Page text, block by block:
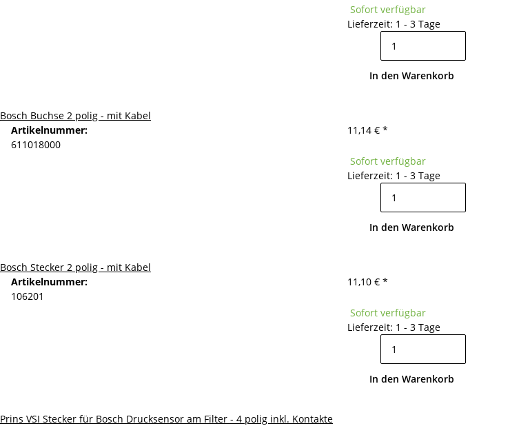
Sofort verfügbar
Lieferzeit: 1 - 3 Tage
In den Warenkorb
Bosch Buchse 2 polig - mit Kabel
Artikelnummer:
611018000
11,14 € *
Sofort verfügbar
Lieferzeit: 1 - 3 Tage
In den Warenkorb
Bosch Stecker 2 polig - mit Kabel
Artikelnummer:
106201
11,10 € *
Sofort verfügbar
Lieferzeit: 1 - 3 Tage
In den Warenkorb
Prins VSI Stecker für Bosch Drucksensor am Filter - 4 polig inkl. Kontakte